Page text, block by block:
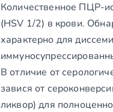
Количественное ПЦР-
(HSV 1/2) в крови.
характерно для
В отличие от
завися от
ликвор) для